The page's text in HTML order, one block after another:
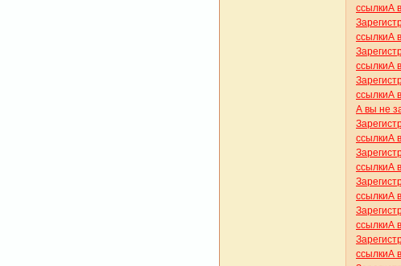
ссылкиА
ссылкиА
ссылкиА
ссылкиА
А вы не
ссылкиА
ссылкиА
ссылкиА
ссылкиА
ссылкиА